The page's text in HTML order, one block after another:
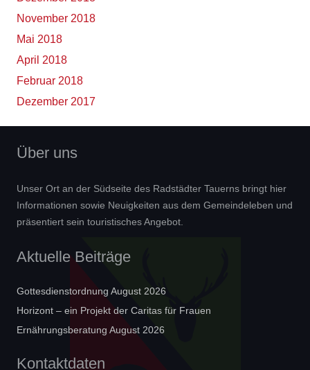
November 2018
Mai 2018
April 2018
Februar 2018
Dezember 2017
Über uns
Unser Ort an der Südseite des Radstädter Tauerns bringt hier
Informationen sowie Neuigkeiten aus dem Gemeindeleben und
präsentiert sein touristisches Angebot.
Aktuelle Beiträge
Gottesdienstordnung August 2026
Horizont – ein Projekt der Caritas für Frauen
Ernährungsberatung August 2026
Kontaktdaten